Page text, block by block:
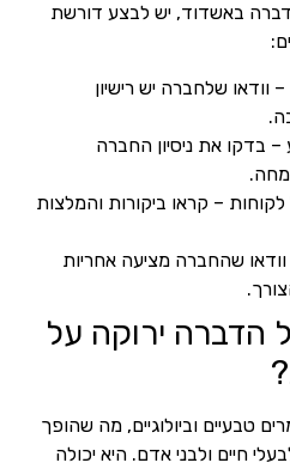
באשדוד, יש לבצע דורשת
וודאו שלחברה יש רישיון
– בדקו את ניסיון החברה
– קראו ביקורות והמלצות
וודאו שהחברה מציעה אחריות
הדברה ירוקה על
טבעיים וביולוגיים, מה שהופך
חיים ולבני אדם. היא יכולה